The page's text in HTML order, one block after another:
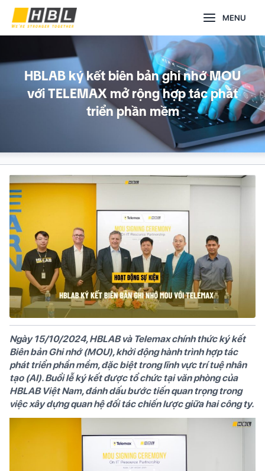
Nhảy
Main
Menu
MENU
HBLAB ký kết biên bản ghi nhớ MOU
với TELEMAX mở rộng hợp tác phát
triển phần mềm
Ngày 15/10/2024, HBLAB và Telemax chính thức ký kết
Biên bản Ghi nhớ (MOU), khởi động hành trình hợp tác
phát triển phần mềm, đặc biệt trong lĩnh vực trí tuệ nhân
tạo (AI). Buổi lễ ký kết được tổ chức tại văn phòng của
HBLAB Việt Nam, đánh dấu bước tiến quan trọng trong
việc xây dựng quan hệ đối tác chiến lược giữa hai công ty.